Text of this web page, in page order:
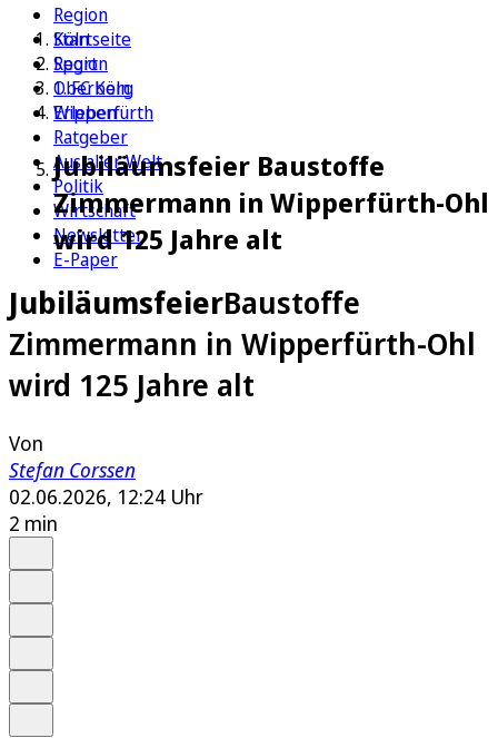
Region
Köln
Sport
1. FC Köln
Erleben
Ratgeber
Aus aller Welt
Politik
Wirtschaft
Newsletter
E-Paper
Startseite
Region
Oberberg
Wipperfürth
Jubiläumsfeier Baustoffe
Zimmermann in Wipperfürth-Ohl
wird 125 Jahre alt
JubiläumsfeierBaustoffe
Zimmermann in Wipperfürth-Ohl
wird 125 Jahre alt
Von
Stefan Corssen
02.06.2026, 12:24 Uhr
2 min